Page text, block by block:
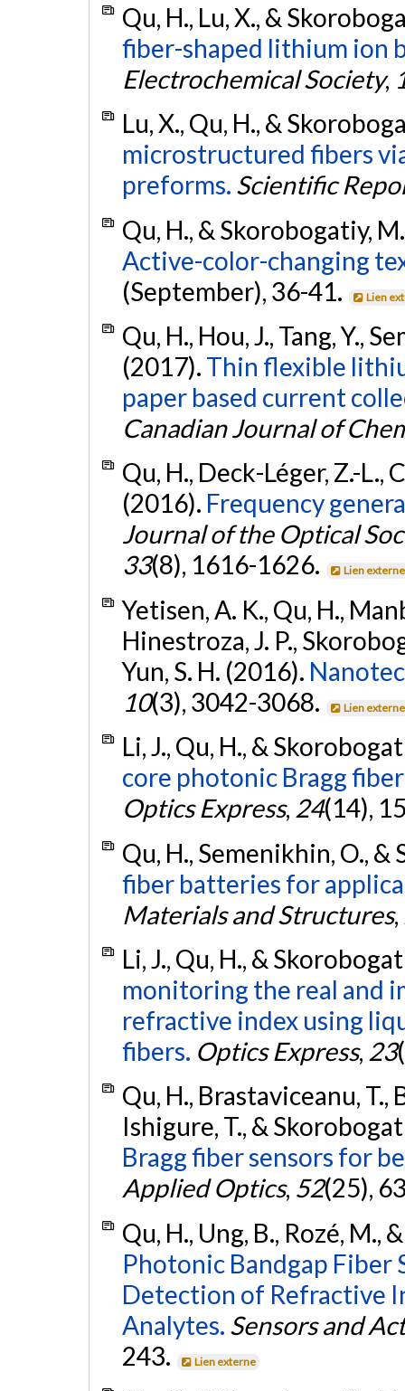
Qu, H., Lu, X., &
fiber-shaped lithium ion
Electrochemical Society,
Lu, X., Qu, H., &
microstructured fibers
preforms. Scientific
Qu, H., & Skorobogatiy,
Active-color-changing
(September), 36-41.
Lien
Qu, H., Hou, J., Tang, Y.,
(2017). Thin flexible
paper based current
Canadian Journal of
Qu, H., Deck-Léger, Z.-L.,
(2016). Frequency
Journal of the Optical
33(8), 1616-1626. Lien externe
Yetisen, A. K., Qu, H.,
Hinestroza, J. P.,
Yun, S. H. (2016).
10(3), 3042-3068. Lien externe
Li, J., Qu, H., &
core photonic Bragg
Optics Express, 24(14),
Qu, H., Semenikhin, O.,
fiber batteries for
Materials and Structures,
Li, J., Qu, H., &
monitoring the real and
refractive index using
fibers. Optics Express, 23
Qu, H., Brastaviceanu, T.,
Ishigure, T., &
Bragg fiber sensors for
Applied Optics, 52(25),
Qu, H., Ung, B., Rozé,
Photonic Bandgap Fiber
Detection of Refractive
Analytes. Sensors and
243.
Lien externe